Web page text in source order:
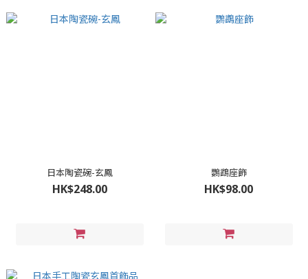
日本陶瓷碗-玄鳳
HK$248.00
鸚鵡座飾
HK$98.00